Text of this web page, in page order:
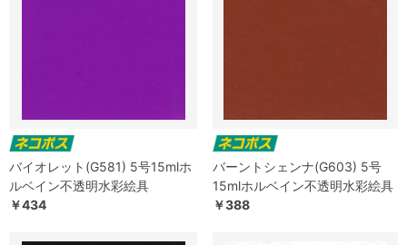
バイオレット(G581) 5号15mlホ
ルベイン不透明水彩絵具
￥434
バーントシェンナ(G603) 5号
15mlホルベイン不透明水彩絵具
￥388